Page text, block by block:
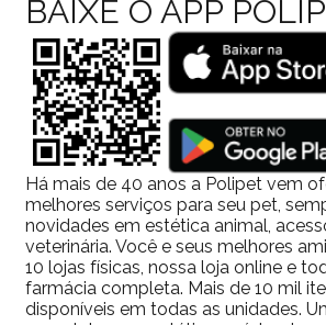
BAIXE O APP
Há mais de 40 anos a Polipet vem
melhores serviços para seu pet,
novidades em estética animal,
veterinária. Você e seus melhores
10 lojas físicas, nossa loja online e
farmácia completa. Mais de 10 mil
disponíveis em todas as unidades.